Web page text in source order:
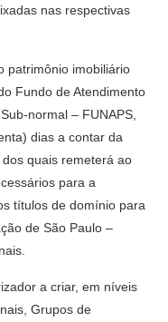
nas respectivas
patrimônio imobiliário
Fundo de Atendimento
normal – FUNAPS,
dias a contar da
quais remeterá ao
para a
títulos de domínio para
de São Paulo –
a criar, em níveis
Grupos de